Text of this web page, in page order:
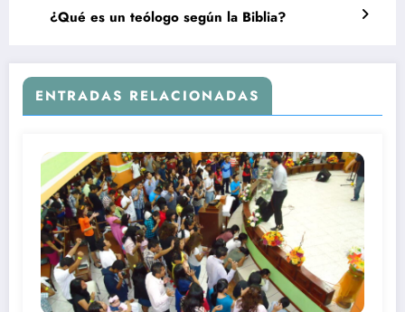
¿Qué es un teólogo según la Biblia?
ENTRADAS RELACIONADAS